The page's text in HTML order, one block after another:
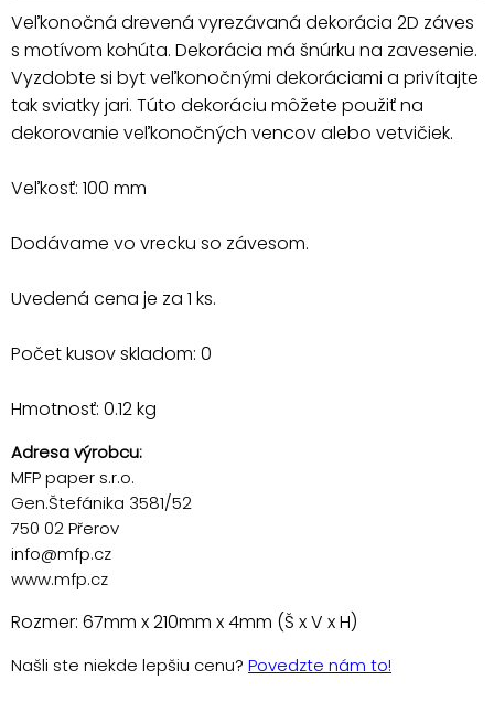
Veľkonočná drevená vyrezávaná dekorácia 2D záves
s motívom kohúta. Dekorácia má šnúrku na zavesenie.
Vyzdobte si byt veľkonočnými dekoráciami a privítajte
tak sviatky jari. Túto dekoráciu môžete použiť na
dekorovanie veľkonočných vencov alebo vetvičiek.
Veľkosť: 100 mm
Dodávame vo vrecku so závesom.
Uvedená cena je za 1 ks.
Počet kusov skladom: 0
Hmotnosť: 0.12 kg
Adresa výrobcu:
MFP paper s.r.o.
Gen.Štefánika 3581/52
750 02 Přerov
info@mfp.cz
www.mfp.cz
Rozmer: 67mm x 210mm x 4mm (Š x V x H)
Našli ste niekde lepšiu cenu? Povedzte nám to!